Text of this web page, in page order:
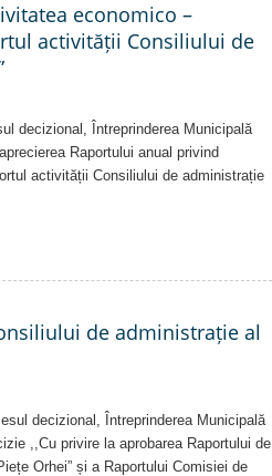
economico –
activității Consiliului de
decizional, Întreprinderea Municipală
Raportului anual privind
activității Consiliului de administrație
de administrație al
decizional, Întreprinderea Municipală
,,Cu privire la aprobarea Raportului de
Orhei” și a Raportului Comisiei de